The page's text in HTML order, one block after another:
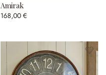
Amirak
168,00 €